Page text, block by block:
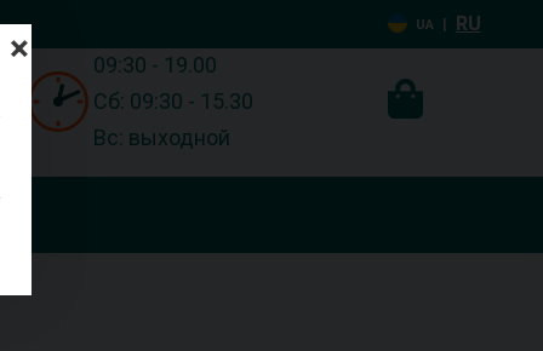
UA | RU
09:30 - 19.00
Сб: 09:30 - 15.30
Вс: выходной
×